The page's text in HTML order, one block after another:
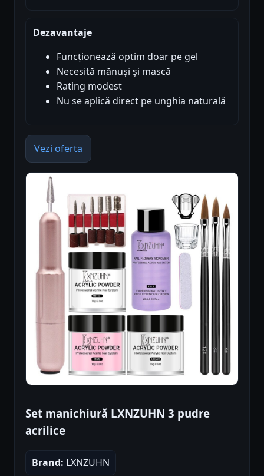
Dezavantaje
Funcționează optim doar pe gel
Necesită mănuși și mască
Rating modest
Nu se aplică direct pe unghia naturală
Vezi oferta
Set manichiură LXNZUHN 3 pudre
acrilice
Brand: LXNZUHN